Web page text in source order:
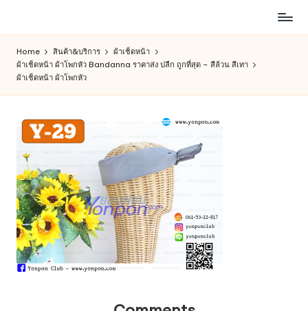
content
สินค้า
ออนไลน์
รัก
การ
ช็อป
Home สินค้า&บริการ
ผ้าเช็ดหน้า
ผ้าเช็ดหน้า ผ้าโพกหัว Bandanna ราคาส่ง ปลีก ถูกที่สุด – สีล้วน สีเทา
ผ้าเช็ดหน้า ผ้าโพกหัว